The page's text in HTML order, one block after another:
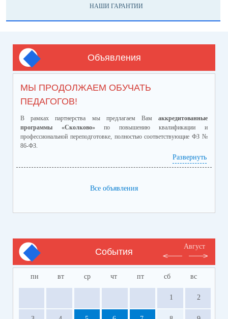
НАШИ ГАРАНТИИ
Объявления
МЫ ПРОДОЛЖАЕМ ОБУЧАТЬ
ПЕДАГОГОВ!
В рамках партнерства мы предлагаем Вам аккредитованные
программы «Сколково»по повышению квалификации и
профессиональной переподготовке, полностью соответствующие ФЗ №
86-ФЗ.
Ознакомиться с программами и ценами можно в
приложенном файле.
Развернуть
Все объявления
События
Август
пн вт ср чт пт сб вс
1 2